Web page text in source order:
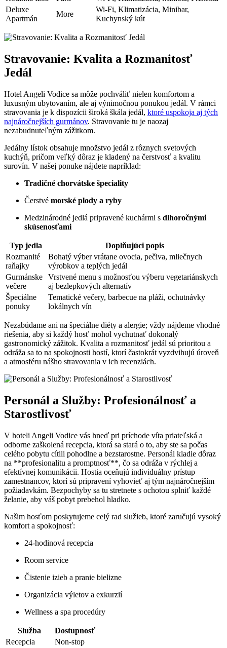
Deluxe
Apartmán
More
Wi-Fi, Klimatizácia, Minibar,
Kuchynský kút
Stravovanie: Kvalita a Rozmanitosť
Jedál
Hotel Angeli Vodice sa môže pochváliť nielen komfortom a
luxusným ubytovaním, ale aj výnimočnou ponukou jedál. V rámci
stravovania je k dispozícii široká škála jedál, ktoré uspokoja aj tých
najnáročnejších gurmánov. Stravovanie tu je naozaj
nezabudnuteľným zážitkom.
Jedálny lístok obsahuje množstvo jedál z rôznych svetových
kuchýň, pričom veľký dôraz je kladený na čerstvosť a kvalitu
surovín. V našej ponuke nájdete napríklad:
Tradičné chorvátske špeciality
Čerstvé morské plody a ryby
Medzinárodné jedlá pripravené kuchármi s dlhoročnými
skúsenosťami
Typ jedla
Doplňujúci popis
Rozmanité
raňajky
Bohatý výber vrátane ovocia, pečiva, mliečnych
výrobkov a teplých jedál
Gurmánske
večere
Vrstvené menu s možnosťou výberu vegetariánskych
aj bezlepkových alternatív
Špeciálne
ponuky
Tematické večery, barbecue na pláži, ochutnávky
lokálnych vín
Nezabúdame ani na špeciálne diéty a alergie; vždy nájdeme vhodné
riešenia, aby si každý hosť mohol vychutnať dokonalý
gastronomický zážitok. Kvalita a rozmanitosť jedál sú prioritou a
odráža sa to na spokojnosti hostí, ktorí častokrát vyzdvihujú úroveň
a atmosféru nášho stravovania v ich recenziách.
Personál a Služby: Profesionálnosť a
Starostlivosť
V hoteli Angeli Vodice vás hneď pri príchode víta priateľská a
odborne zaškolená recepcia, ktorá sa stará o to, aby ste sa počas
celého pobytu cítili pohodlne a bezstarostne. Personál kladie dôraz
na **profesionalitu a promptnosť**, čo sa odráža v rýchlej a
efektívnej komunikácii. Hostia oceňujú individuálny prístup
zamestnancov, ktorí sú pripravení vyhovieť aj tým najnáročnejším
požiadavkám. Bezpochyby sa tu stretnete s ochotou splniť každé
želanie, aby váš pobyt prebehol hladko.
Našim hosťom poskytujeme celý rad služieb, ktoré zaručujú vysoký
komfort a spokojnosť:
24-hodinová recepcia
Room service
Čistenie izieb a pranie bielizne
Organizácia výletov a exkurzií
Wellness a spa procedúry
Služba
Dostupnosť
Recepcia
Non-stop